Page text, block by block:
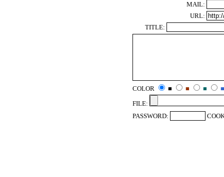
MAIL:
URL:
TITLE:
COLOR ■ ■ ■
■
FILE:
PASSWORD: